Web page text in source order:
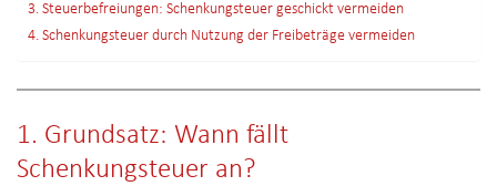
3. Steuerbefreiungen: Schenkungsteuer geschickt vermeiden
4. Schenkungsteuer durch Nutzung der Freibeträge vermeiden
1. Grundsatz: Wann fällt
Schenkungsteuer an?